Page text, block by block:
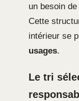
un besoin
Cette
intérieur se
usages.
Le tri